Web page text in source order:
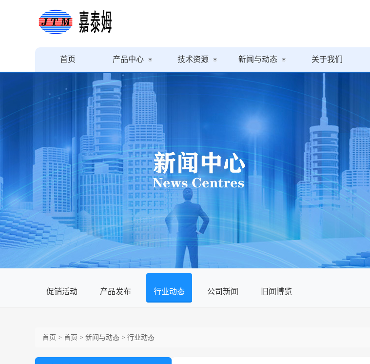
首页 产品中心 技术资源 新闻与动态 关于我们
促销活动 产品发布 行业动态 公司新闻 旧闻博览
首页 > 首页 > 新闻与动态 > 行业动态